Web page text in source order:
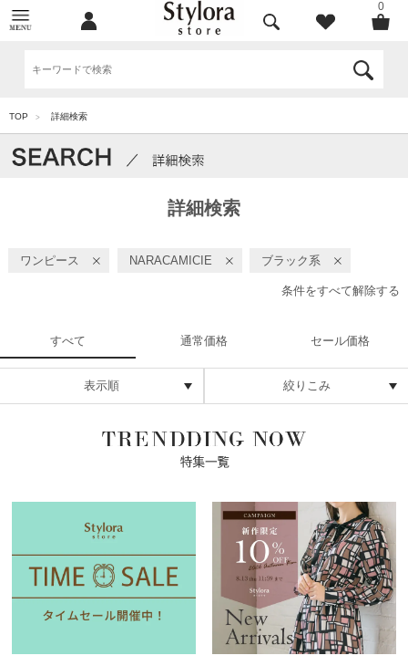
0
TOP > 詳細検索
詳細検索
ワンピース NARACAMICIE ブラック系
条件をすべて解除する
すべて 通常価格 セール価格
表示順 絞りこみ